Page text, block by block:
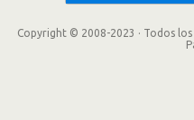
Copyright © 2008-2023 · Todos